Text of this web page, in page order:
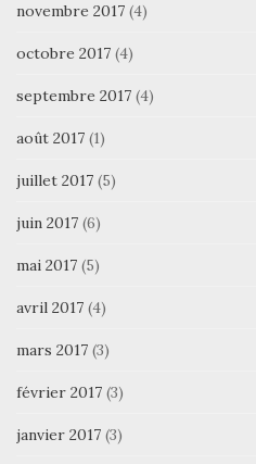
novembre 2017 (4)
octobre 2017 (4)
septembre 2017 (4)
août 2017 (1)
juillet 2017 (5)
juin 2017 (6)
mai 2017 (5)
avril 2017 (4)
mars 2017 (3)
février 2017 (3)
janvier 2017 (3)